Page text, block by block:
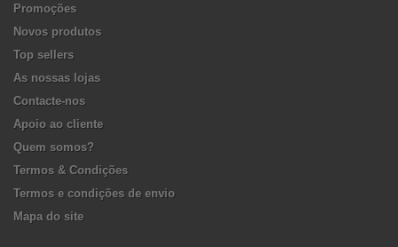
Promoções
Novos produtos
Top sellers
As nossas lojas
Contacte-nos
Apoio ao cliente
Quem somos?
Termos & Condições
Termos e condições de envio
Mapa do site